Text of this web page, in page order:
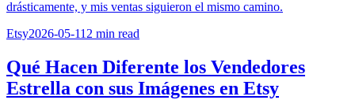
drásticamente, y mis ventas siguieron el mismo camino.
Etsy2026-05-11 2 min read
Qué Hacen Diferente los Vendedores
Estrella con sus Imágenes en Etsy